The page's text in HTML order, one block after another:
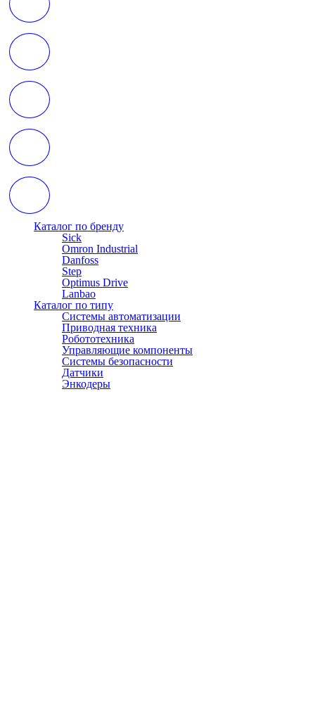
Каталог по бренду
Sick
Omron Industrial
Danfoss
Step
Optimus Drive
Lanbao
Каталог по типу
Системы автоматизации
Приводная техника
Робототехника
Управляющие компоненты
Системы безопасности
Датчики
Энкодеры